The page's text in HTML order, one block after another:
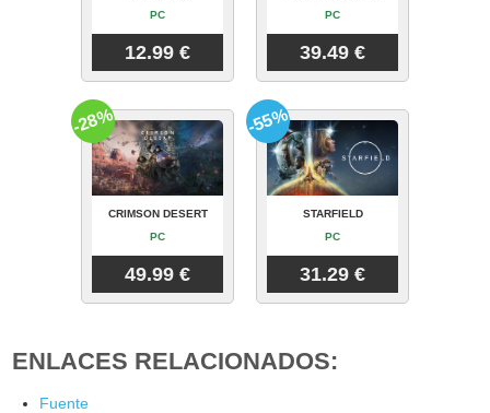
PC
12.99 €
PC
39.49 €
CRIMSON DESERT
PC
49.99 €
-28%
STARFIELD
PC
31.29 €
-55%
ENLACES RELACIONADOS:
Fuente